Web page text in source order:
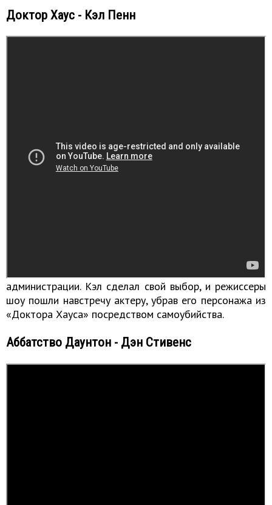
Доктор Хаус - Кэл Пенн
и сериалах и политику, но когда Барак Обама стал
президентом, ему предложили место в
администрации. Кэл сделал свой выбор, и режиссеры
шоу пошли навстречу актеру, убрав его персонажа из
«Доктора Хауса» посредством самоубийства.
Аббатство Даунтон - Дэн Стивенс